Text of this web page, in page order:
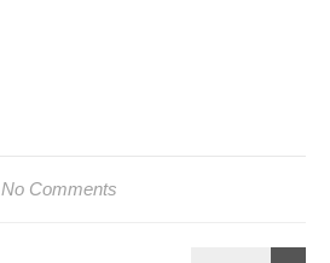
No Comments